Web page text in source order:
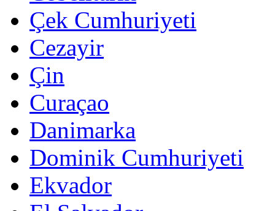
Çek Cumhuriyeti
Cezayir
Çin
Curaçao
Danimarka
Dominik Cumhuriyeti
Ekvador